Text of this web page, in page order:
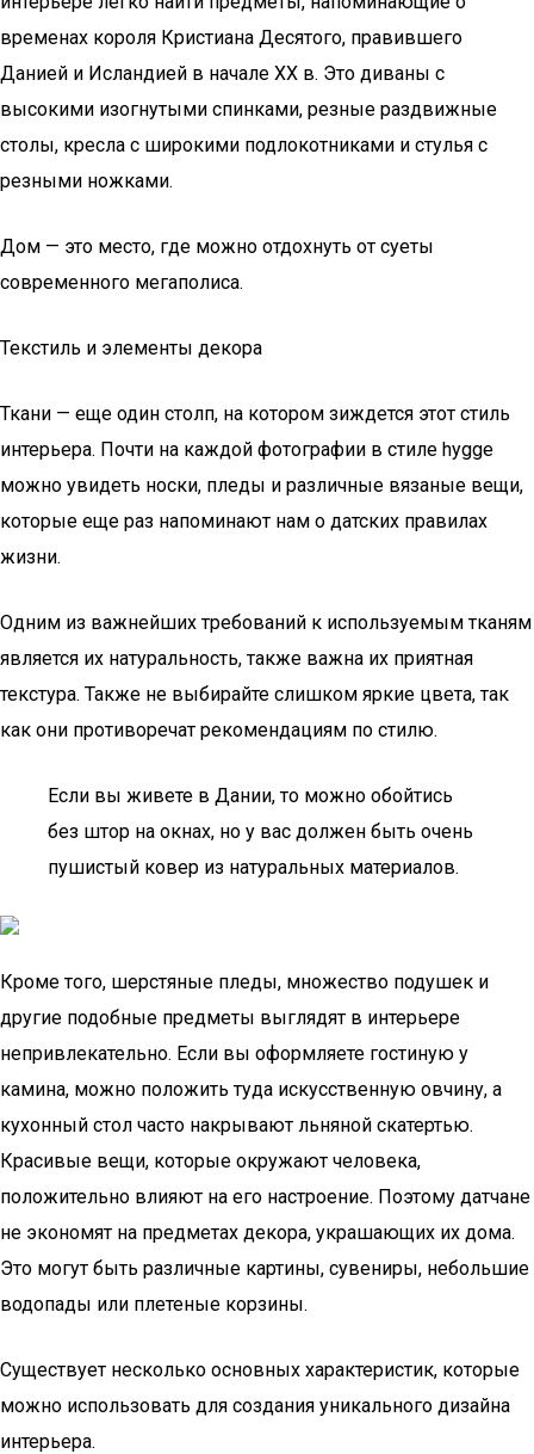
временах короля Кристиана Десятого, правившего
Данией и Исландией в начале XX в. Это диваны с
высокими изогнутыми спинками, резные раздвижные
столы, кресла с широкими подлокотниками и стулья с
резными ножками.
Дом — это место, где можно отдохнуть от суеты
современного мегаполиса.
Текстиль и элементы декора
Ткани — еще один столп, на котором зиждется этот стиль
интерьера. Почти на каждой фотографии в стиле hygge
можно увидеть носки, пледы и различные вязаные вещи,
которые еще раз напоминают нам о датских правилах
жизни.
Одним из важнейших требований к используемым тканям
является их натуральность, также важна их приятная
текстура. Также не выбирайте слишком яркие цвета, так
как они противоречат рекомендациям по стилю.
Если вы живете в Дании, то можно обойтись
без штор на окнах, но у вас должен быть очень
пушистый ковер из натуральных материалов.
Кроме того, шерстяные пледы, множество подушек и
другие подобные предметы выглядят в интерьере
непривлекательно. Если вы оформляете гостиную у
камина, можно положить туда искусственную овчину, а
кухонный стол часто накрывают льняной скатертью.
Красивые вещи, которые окружают человека,
положительно влияют на его настроение. Поэтому датчане
не экономят на предметах декора, украшающих их дома.
Это могут быть различные картины, сувениры, небольшие
водопады или плетеные корзины.
Существует несколько основных характеристик, которые
можно использовать для создания уникального дизайна
интерьера.